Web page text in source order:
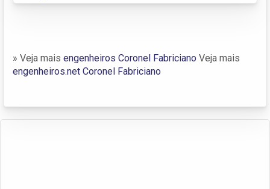
» Veja mais engenheiros Coronel Fabriciano Veja mais
engenheiros.net Coronel Fabriciano